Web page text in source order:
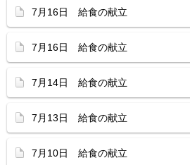
7月16日 給食の献立
7月16日 給食の献立
7月14日 給食の献立
7月13日 給食の献立
7月10日 給食の献立